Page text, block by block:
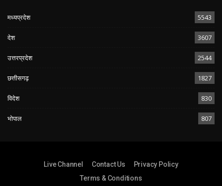
मध्यप्रदेश 5543
देश 3607
उत्तरप्रदेश 2544
छत्तीसगढ़ 1827
विदेश 830
भोपाल 807
Live Channel Contact Us
Privacy Policy
Terms & Conditions